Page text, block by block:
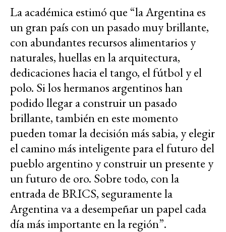
La académica estimó que “la Argentina es
un gran país con un pasado muy brillante,
con abundantes recursos alimentarios y
naturales, huellas en la arquitectura,
dedicaciones hacia el tango, el fútbol y el
polo. Si los hermanos argentinos han
podido llegar a construir un pasado
brillante, también en este momento
pueden tomar la decisión más sabia, y elegir
el camino más inteligente para el futuro del
pueblo argentino y construir un presente y
un futuro de oro. Sobre todo, con la
entrada de BRICS, seguramente la
Argentina va a desempeñar un papel cada
día más importante en la región”.